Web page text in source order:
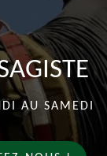
AU SAMEDI